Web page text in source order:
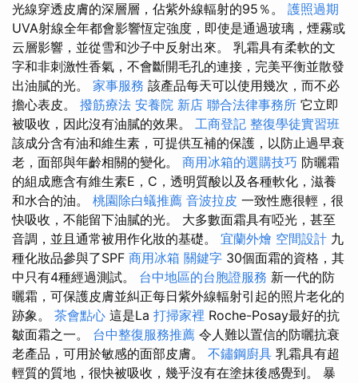
光線穿透皮膚的深層層，佔紫外線輻射的95％。 護照過期
UVA射線全年都會影響恆定強度，即使是通過玻璃，煙霧或
云層影響，並從雪和沙子中反射出來。 乳霜具有柔軟的文
字和非刺激性香氣，不會斷開毛孔的連接，完美平衡並散發
出油膩的光。 家事服務 該產品每天可以使用幾次，而不必
擔心表皮。 撥筋療法 安養院 新店 聯合法律事務所 它立即
被吸收，因此沒有油膩的效果。 工商登記 整復學徒實習班
該成分含有油和維生素，可提供互補的保護，以防止過早衰
老，面部與年齡相關的變化。 商用冰箱的選購技巧 防曬霜
的組成應含有維生素E，C，透明質酸以及各種軟化，滋養
和水合的油。 桃園除白蟻推薦 音波拉皮 一致性應很輕，很
快吸收，不能留下油膩的光。 大多數面霜具有啞光，甚至
音調，並且通常被用作化妝的基礎。 宜蘭外燴 空間設計 九
種化妝品參與了SPF 商用冰箱 關鍵字 30個面霜的資格，其
中只有4種經過測試。 台中地區的台胞證服務 新一代的防
曬霜，可保護皮膚並糾正每日紫外線輻射引起的照片老化的
跡象。 茶會點心 這是La 打掃家裡 Roche-Posay最好的抗
皺面霜之一。 台中整復服務推薦 令人難以置信的防曬抗衰
老產品，可用於敏感的面部皮膚。 不鏽鋼廚具 乳霜具有超
輕質的質地，很快被吸收，幾乎沒有在塗抹後感覺到。 暴